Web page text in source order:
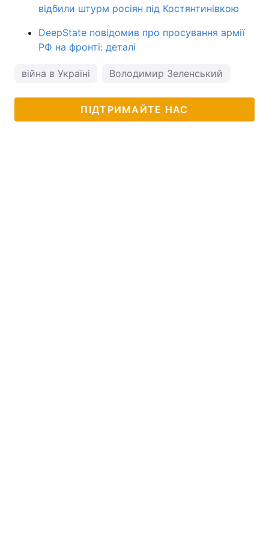
відбили штурм росіян під Костянтинівкою
DeepState повідомив про просування армії
РФ на фронті: деталі
війна в Україні Володимир Зеленський
ПІДТРИМАЙТЕ НАС